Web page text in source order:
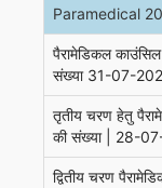
Paramedical
पैरामेडिकल
संख्या 31-07-
तृतीय चरण हेतु
की संख्या | 28-
द्वितीय चरण